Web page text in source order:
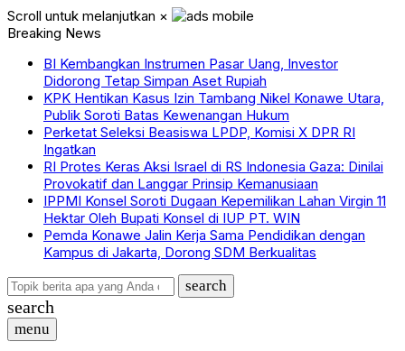
Scroll untuk melanjutkan ×
Breaking News
BI Kembangkan Instrumen Pasar Uang, Investor
Didorong Tetap Simpan Aset Rupiah
KPK Hentikan Kasus Izin Tambang Nikel Konawe Utara,
Publik Soroti Batas Kewenangan Hukum
Perketat Seleksi Beasiswa LPDP, Komisi X DPR RI
Ingatkan
RI Protes Keras Aksi Israel di RS Indonesia Gaza: Dinilai
Provokatif dan Langgar Prinsip Kemanusiaan
IPPMI Konsel Soroti Dugaan Kepemilikan Lahan Virgin 11
Hektar Oleh Bupati Konsel di IUP PT. WIN
Pemda Konawe Jalin Kerja Sama Pendidikan dengan
Kampus di Jakarta, Dorong SDM Berkualitas
search
search
menu